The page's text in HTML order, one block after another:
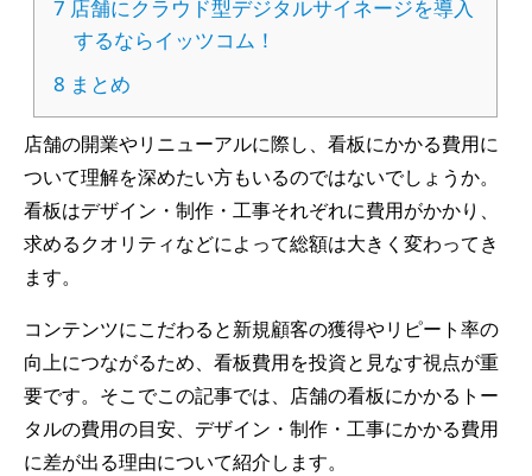
7 店舗にクラウド型デジタルサイネージを導入
するならイッツコム！
8 まとめ
店舗の開業やリニューアルに際し、看板にかかる費用に
ついて理解を深めたい方もいるのではないでしょうか。
看板はデザイン・制作・工事それぞれに費用がかかり、
求めるクオリティなどによって総額は大きく変わってき
ます。
コンテンツにこだわると新規顧客の獲得やリピート率の
向上につながるため、看板費用を投資と見なす視点が重
要です。そこでこの記事では、店舗の看板にかかるトー
タルの費用の目安、デザイン・制作・工事にかかる費用
に差が出る理由について紹介します。